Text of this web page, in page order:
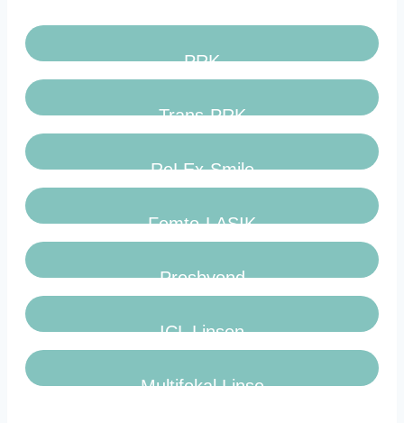
PRK
Trans-PRK
ReLEx-Smile
Femto-LASIK
Presbyond
ICL Linsen
Multifokal Linse